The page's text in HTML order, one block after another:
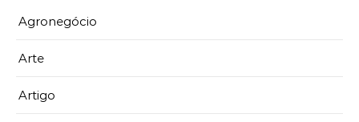
Agronegócio
Arte
Artigo